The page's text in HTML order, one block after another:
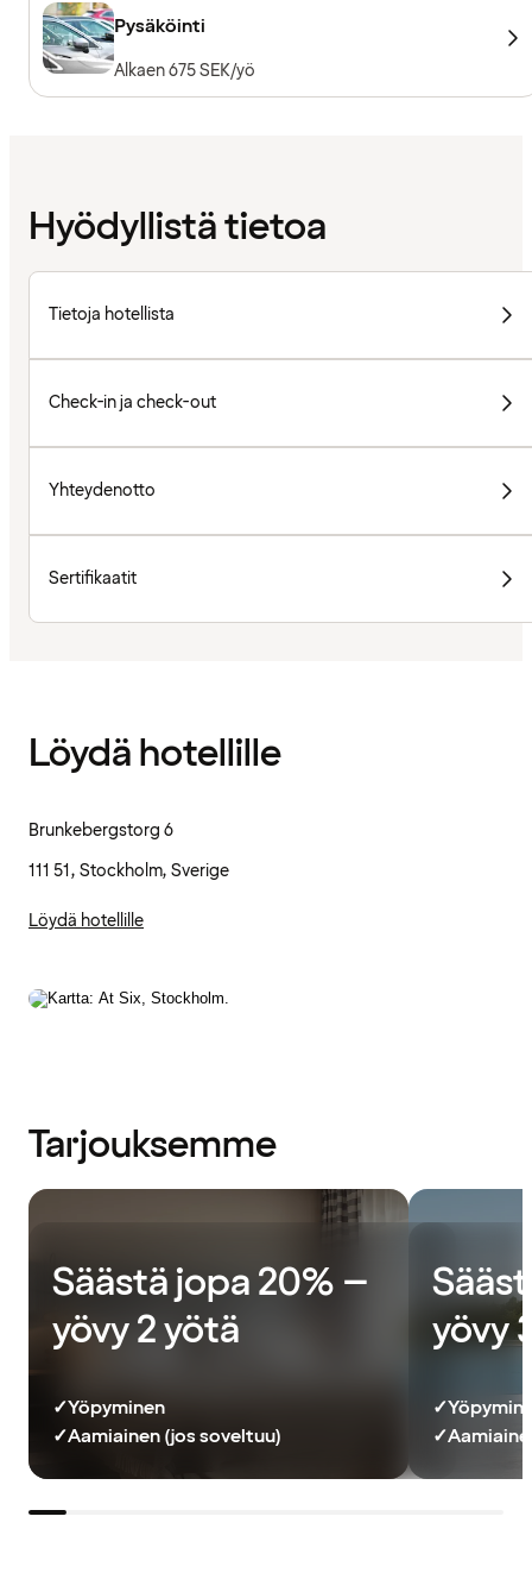
Pysäköinti
Alkaen 675 SEK/yö
Hyödyllistä tietoa
Tietoja hotellista
Check-in ja check-out
Yhteydenotto
Sertifikaatit
Löydä hotellille
Brunkebergstorg 6
111 51, Stockholm, Sverige
Löydä hotellille
Tarjouksemme
Säästä jopa 20% –
yövy 2 yötä
✓Yöpyminen
✓Aamiainen (jos soveltuu)
yövy
✓
✓